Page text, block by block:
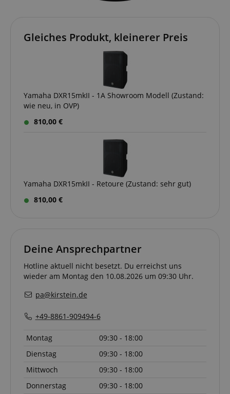
Gleiches Produkt, kleinerer Preis
Yamaha DXR15mkII - 1A Showroom Modell (Zustand:
wie neu, in OVP)
810,00 €
Yamaha DXR15mkII - Retoure (Zustand: sehr gut)
810,00 €
Deine Ansprechpartner
Hotline aktuell nicht besetzt. Du erreichst uns
wieder am Montag den 10.08.2026 um 09:30 Uhr.
pa@kirstein.de
+49-8861-909494-6
Montag
09:30 - 18:00
Dienstag
09:30 - 18:00
Mittwoch
09:30 - 18:00
Donnerstag
09:30 - 18:00